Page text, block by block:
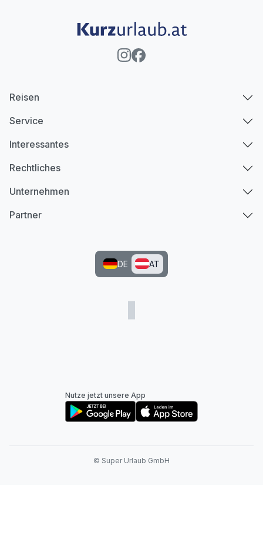
Reisen
Service
Interessantes
Rechtliches
Unternehmen
Partner
DE AT
Nutze jetzt unsere App
© Super Urlaub GmbH